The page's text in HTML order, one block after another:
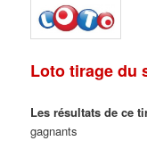
Loto tirage du
Les résultats de ce
gagnants